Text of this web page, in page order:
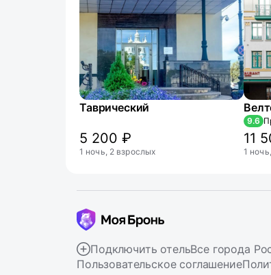
Таврический
5 200 ₽
1 ночь, 2 взрослых
9.6
11
1
Подключить отельВсе города
Пользовательское соглашение